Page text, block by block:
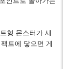
형 몬스터가 새
트에 닿으면 게